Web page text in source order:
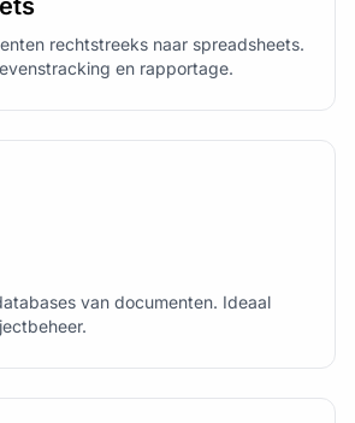
rechtstreeks naar spreadsheets.
en rapportage.
van documenten. Ideaal